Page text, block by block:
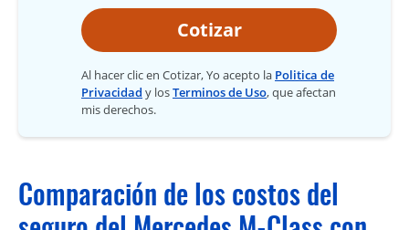
Cotizar
Al hacer clic en Cotizar, Yo acepto la Politica de
Privacidad y losTerminos de Uso, que afectan
mis derechos.
Comparación de los costos del